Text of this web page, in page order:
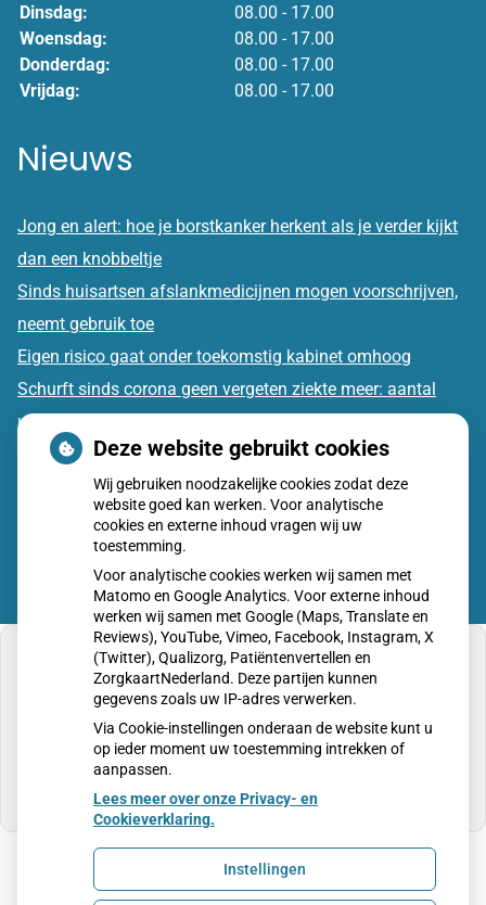
Dinsdag:
08.00 - 17.00
Woensdag:
08.00 - 17.00
Donderdag:
08.00 - 17.00
Vrijdag:
08.00 - 17.00
Nieuws
Jong en alert: hoe je borstkanker herkent als je verder kijkt
dan een knobbeltje
Sinds huisartsen afslankmedicijnen mogen voorschrijven,
neemt gebruik toe
Eigen risico gaat onder toekomstig kabinet omhoog
Schurft sinds corona geen vergeten ziekte meer: aantal
uitbraken fors gestegen
CZ vergoedt zorg van twee gespecialiseerde
revalidatieartsen niet meer
U heeft geen toestemming gegeven voor
externe inhoud die nodig is om dit te zien.
Cookie-instellingen wijzigen
Deze website gebruikt cookies
Wij gebruiken noodzakelijke cookies zodat deze
website goed kan werken. Voor analytische
cookies en externe inhoud vragen wij uw
toestemming.
Voor analytische cookies werken wij samen met
Matomo en Google Analytics. Voor externe inhoud
werken wij samen met Google (Maps, Translate en
Reviews), YouTube, Vimeo, Facebook, Instagram, X
(Twitter), Qualizorg, Patiëntenvertellen en
ZorgkaartNederland. Deze partijen kunnen
gegevens zoals uw IP-adres verwerken.
Via Cookie-instellingen onderaan de website kunt u
op ieder moment uw toestemming intrekken of
aanpassen.
Lees meer over onze Privacy- en
Cookieverklaring.
Instellingen